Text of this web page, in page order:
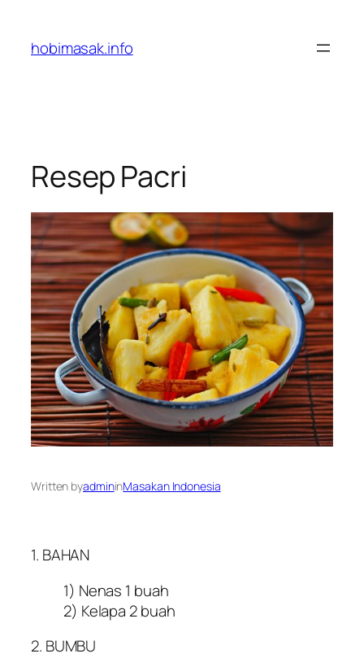
content
hobimasak.info
Resep Pacri
Written byadmininMasakan Indonesia
1. BAHAN
1) Nenas 1 buah
2) Kelapa 2 buah
2. BUMBU